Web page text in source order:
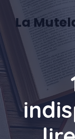
Aller
contenu
La